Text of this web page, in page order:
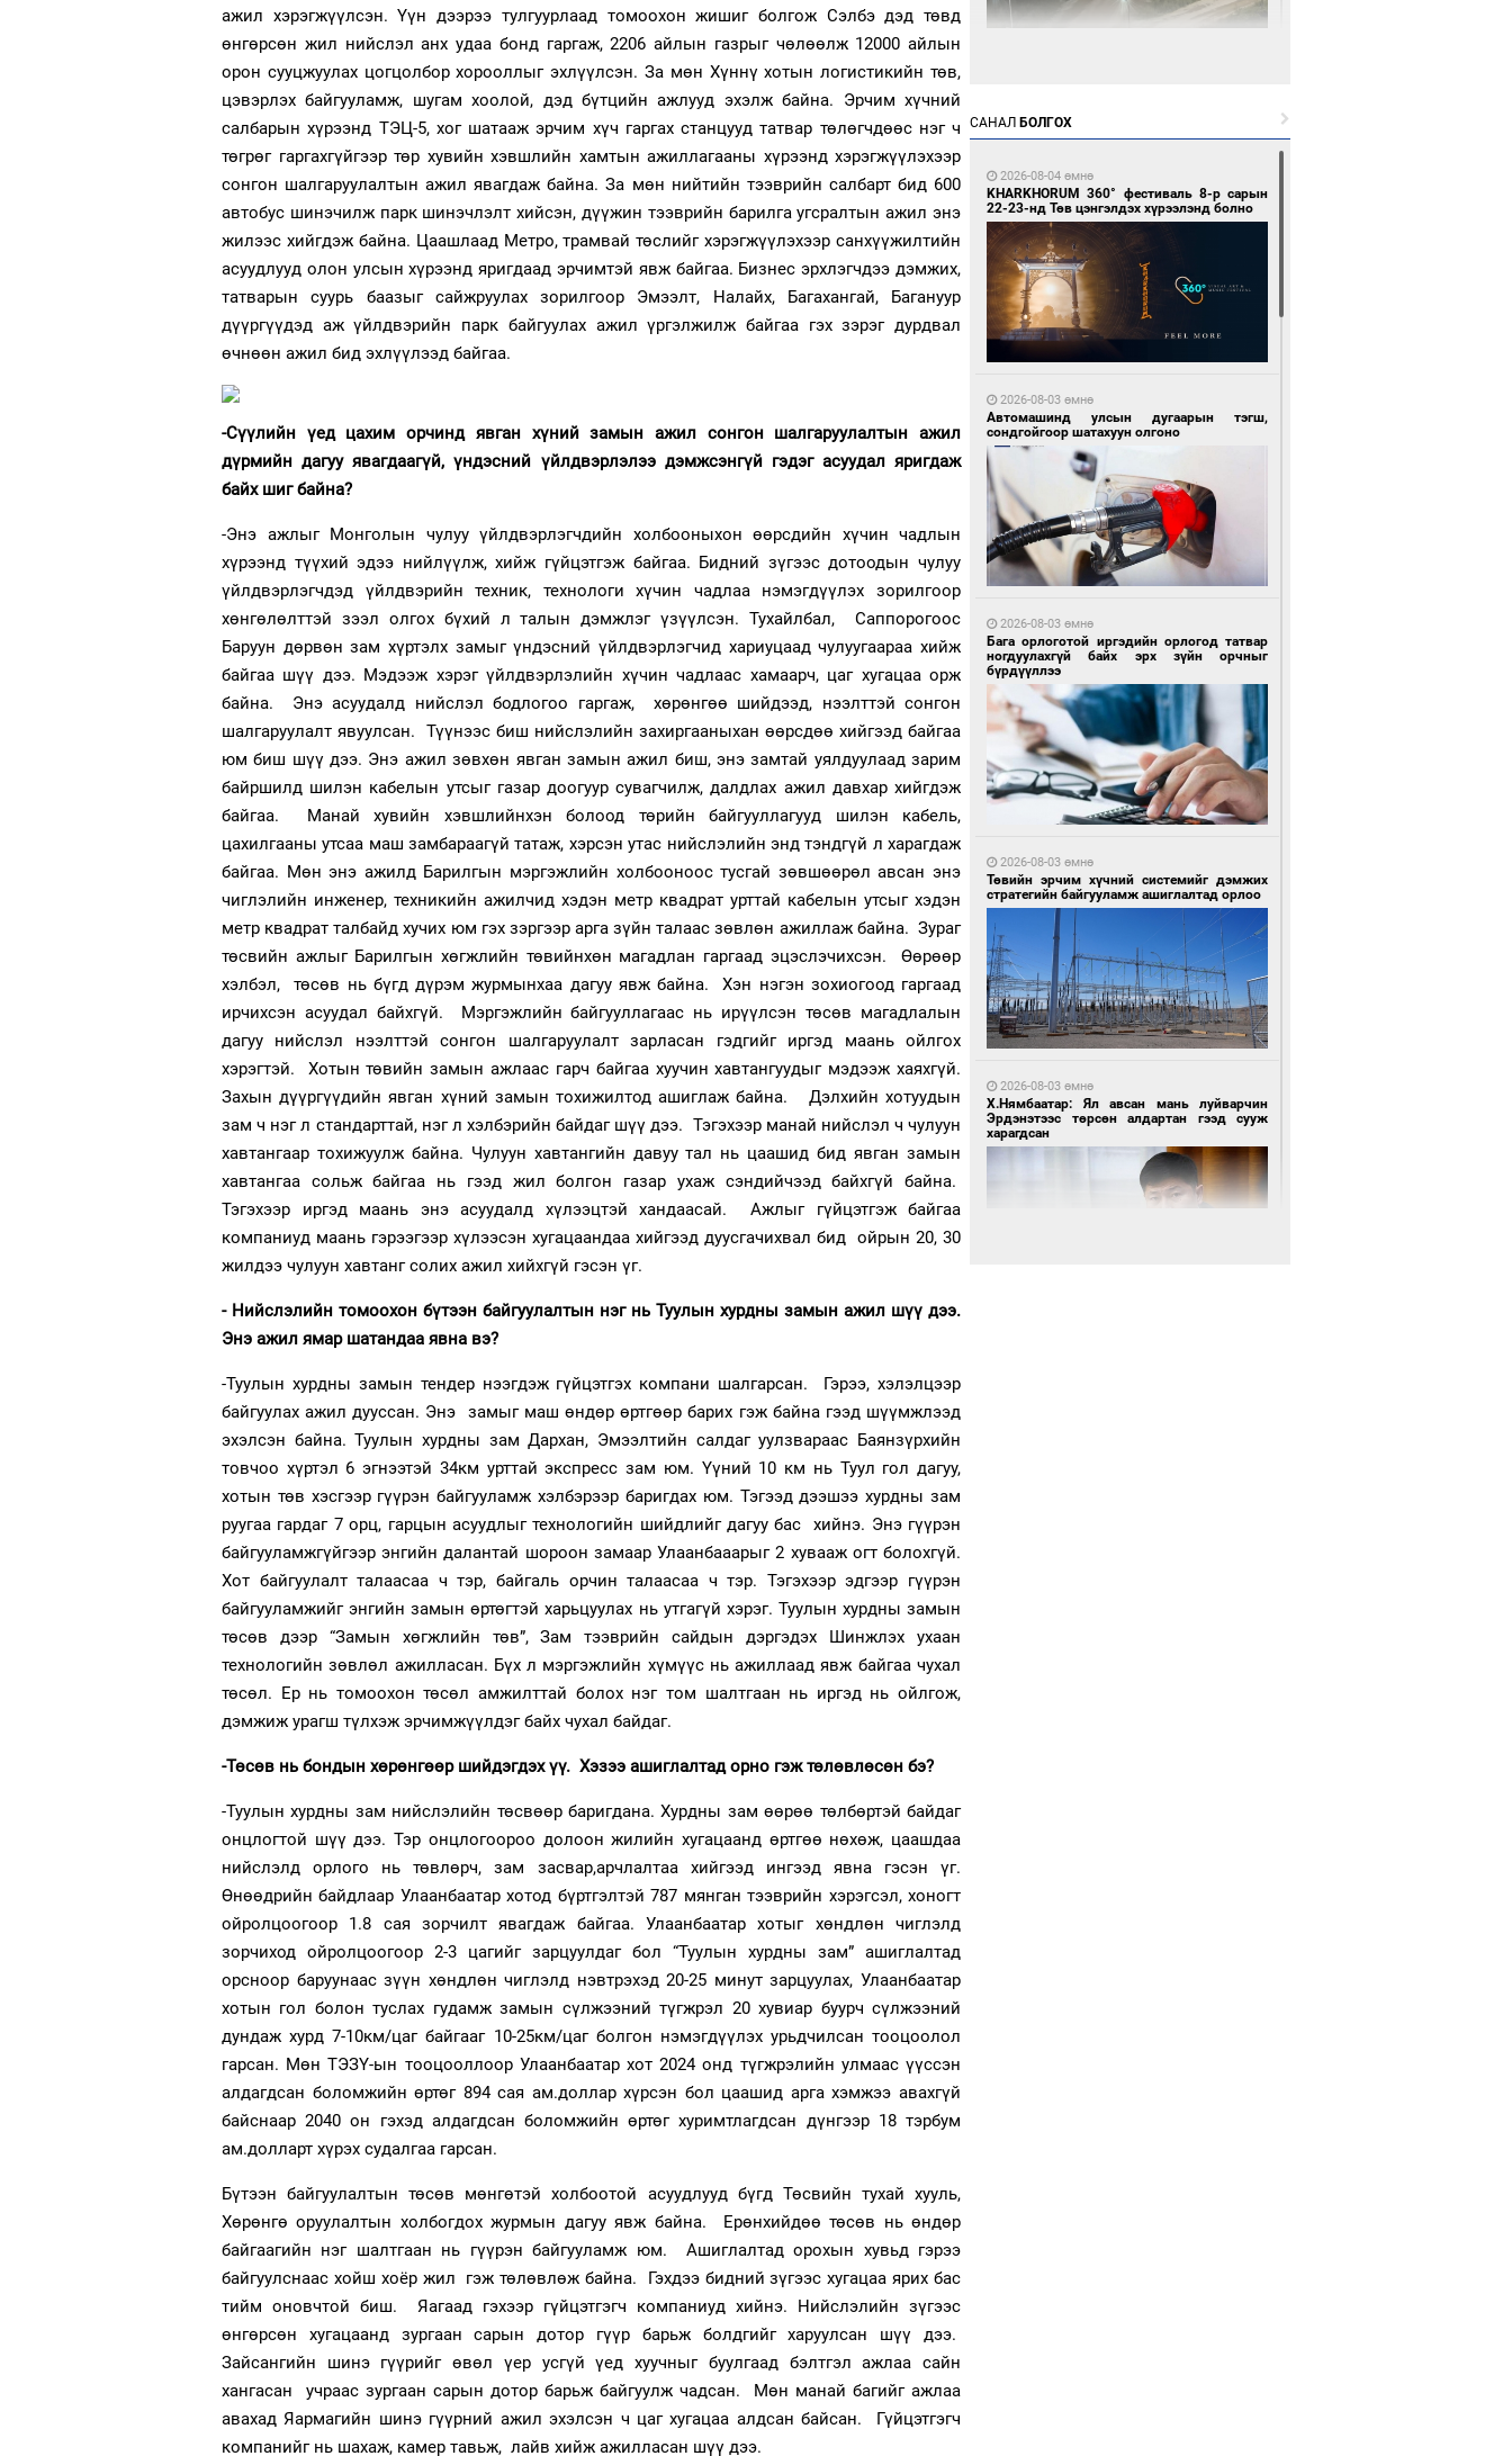
ажил хэрэгжүүлсэн. Үүн дээрээ тулгуурлаад томоохон жишиг болгож Сэлбэ дэд төвд
өнгөрсөн жил нийслэл анх удаа бонд гаргаж, 2206 айлын газрыг чөлөөлж 12000 айлын
орон сууцжуулах цогцолбор хорооллыг эхлүүлсэн. За мөн Хүннү хотын логистикийн төв,
цэвэрлэх байгууламж, шугам хоолой, дэд бүтцийн ажлууд эхэлж байна. Эрчим хүчний
салбарын хүрээнд ТЭЦ-5, хог шатааж эрчим хүч гаргах станцууд татвар төлөгчдөөс нэг ч
төгрөг гаргахгүйгээр төр хувийн хэвшлийн хамтын ажиллагааны хүрээнд хэрэгжүүлэхээр
сонгон шалгаруулалтын ажил явагдаж байна. За мөн нийтийн тээврийн салбарт бид 600
автобус шинэчилж парк шинэчлэлт хийсэн, дүүжин тээврийн барилга угсралтын ажил энэ
жилээс хийгдэж байна. Цаашлаад Метро, трамвай төслийг хэрэгжүүлэхээр санхүүжилтийн
асуудлууд олон улсын хүрээнд яригдаад эрчимтэй явж байгаа. Бизнес эрхлэгчдээ дэмжих,
татварын суурь баазыг сайжруулах зорилгоор Эмээлт, Налайх, Багахангай, Багануур
дүүргүүдэд аж үйлдвэрийн парк байгуулах ажил үргэлжилж байгаа гэх зэрэг дурдвал
өчнөөн ажил бид эхлүүлээд байгаа.
-Сүүлийн үед цахим орчинд явган хүний замын ажил сонгон шалгаруулалтын ажил
дүрмийн дагуу явагдаагүй, үндэсний үйлдвэрлэлээ дэмжсэнгүй гэдэг асуудал яригдаж
байх шиг байна?
-Энэ ажлыг Монголын чулуу үйлдвэрлэгчдийн холбооныхон өөрсдийн хүчин чадлын
хүрээнд түүхий эдээ нийлүүлж, хийж гүйцэтгэж байгаа. Бидний зүгээс дотоодын чулуу
үйлдвэрлэгчдэд үйлдвэрийн техник, технологи хүчин чадлаа нэмэгдүүлэх зорилгоор
хөнгөлөлттэй зээл олгох бүхий л талын дэмжлэг үзүүлсэн. Тухайлбал, Саппорогоос
Баруун дөрвөн зам хүртэлх замыг үндэсний үйлдвэрлэгчид хариуцаад чулуугаараа хийж
байгаа шүү дээ. Мэдээж хэрэг үйлдвэрлэлийн хүчин чадлаас хамаарч, цаг хугацаа орж
байна. Энэ асуудалд нийслэл бодлогоо гаргаж, хөрөнгөө шийдээд, нээлттэй сонгон
шалгаруулалт явуулсан. Түүнээс биш нийслэлийн захиргааныхан өөрсдөө хийгээд байгаа
юм биш шүү дээ. Энэ ажил зөвхөн явган замын ажил биш, энэ замтай уялдуулаад зарим
байршилд шилэн кабелын утсыг газар доогуур сувагчилж, далдлах ажил давхар хийгдэж
байгаа. Манай хувийн хэвшлийнхэн болоод төрийн байгууллагууд шилэн кабель,
цахилгааны утсаа маш замбараагүй татаж, хэрсэн утас нийслэлийн энд тэндгүй л харагдаж
байгаа. Мөн энэ ажилд Барилгын мэргэжлийн холбооноос тусгай зөвшөөрөл авсан энэ
чиглэлийн инженер, техникийн ажилчид хэдэн метр квадрат урттай кабелын утсыг хэдэн
метр квадрат талбайд хучих юм гэх зэргээр арга зүйн талаас зөвлөн ажиллаж байна. Зураг
төсвийн ажлыг Барилгын хөгжлийн төвийнхөн магадлан гаргаад эцэслэчихсэн. Өөрөөр
хэлбэл, төсөв нь бүгд дүрэм журмынхаа дагуу явж байна. Хэн нэгэн зохиогоод гаргаад
ирчихсэн асуудал байхгүй. Мэргэжлийн байгууллагаас нь ирүүлсэн төсөв магадлалын
дагуу нийслэл нээлттэй сонгон шалгаруулалт зарласан гэдгийг иргэд маань ойлгох
хэрэгтэй. Хотын төвийн замын ажлаас гарч байгаа хуучин хавтангуудыг мэдээж хаяхгүй.
Захын дүүргүүдийн явган хүний замын тохижилтод ашиглаж байна. Дэлхийн хотуудын
зам ч нэг л стандарттай, нэг л хэлбэрийн байдаг шүү дээ. Тэгэхээр манай нийслэл ч чулуун
хавтангаар тохижуулж байна. Чулуун хавтангийн давуу тал нь цаашид бид явган замын
хавтангаа сольж байгаа нь гээд жил болгон газар ухаж сэндийчээд байхгүй байна.
Тэгэхээр иргэд маань энэ асуудалд хүлээцтэй хандаасай. Ажлыг гүйцэтгэж байгаа
компаниуд маань гэрээгээр хүлээсэн хугацаандаа хийгээд дуусгачихвал бид ойрын 20, 30
жилдээ чулуун хавтанг солих ажил хийхгүй гэсэн үг.
- Нийслэлийн томоохон бүтээн байгуулалтын нэг нь Туулын хурдны замын ажил шүү дээ.
Энэ ажил ямар шатандаа явна вэ?
-Туулын хурдны замын тендер нээгдэж гүйцэтгэх компани шалгарсан. Гэрээ, хэлэлцээр
байгуулах ажил дууссан. Энэ замыг маш өндөр өртгөөр барих гэж байна гээд шүүмжлээд
эхэлсэн байна. Туулын хурдны зам Дархан, Эмээлтийн салдаг уулзвараас Баянзүрхийн
товчоо хүртэл 6 эгнээтэй 34км урттай экспресс зам юм. Үүний 10 км нь Туул гол дагуу,
хотын төв хэсгээр гүүрэн байгууламж хэлбэрээр баригдах юм. Тэгээд дээшээ хурдны зам
руугаа гардаг 7 орц, гарцын асуудлыг технологийн шийдлийг дагуу бас хийнэ. Энэ гүүрэн
байгууламжгүйгээр энгийн далантай шороон замаар Улаанбааарыг 2 хувааж огт болохгүй.
Хот байгуулалт талаасаа ч тэр, байгаль орчин талаасаа ч тэр. Тэгэхээр эдгээр гүүрэн
байгууламжийг энгийн замын өртөгтэй харьцуулах нь утгагүй хэрэг. Туулын хурдны замын
төсөв дээр “Замын хөгжлийн төв”, Зам тээврийн сайдын дэргэдэх Шинжлэх ухаан
технологийн зөвлөл ажилласан. Бүх л мэргэжлийн хүмүүс нь ажиллаад явж байгаа чухал
төсөл. Ер нь томоохон төсөл амжилттай болох нэг том шалтгаан нь иргэд нь ойлгож,
дэмжиж урагш түлхэж эрчимжүүлдэг байх чухал байдаг.
-Төсөв нь бондын хөрөнгөөр шийдэгдэх үү. Хэзээ ашиглалтад орно гэж төлөвлөсөн бэ?
-Туулын хурдны зам нийслэлийн төсвөөр баригдана. Хурдны зам өөрөө төлбөртэй байдаг
онцлогтой шүү дээ. Тэр онцлогоороо долоон жилийн хугацаанд өртгөө нөхөж, цаашдаа
нийслэлд орлого нь төвлөрч, зам засвар,арчлалтаа хийгээд ингээд явна гэсэн үг.
Өнөөдрийн байдлаар Улаанбаатар хотод бүртгэлтэй 787 мянган тээврийн хэрэгсэл, хоногт
ойролцоогоор 1.8 сая зорчилт явагдаж байгаа. Улаанбаатар хотыг хөндлөн чиглэлд
зорчиход ойролцоогоор 2-3 цагийг зарцуулдаг бол “Туулын хурдны зам” ашиглалтад
орсноор баруунаас зүүн хөндлөн чиглэлд нэвтрэхэд 20-25 минут зарцуулах, Улаанбаатар
хотын гол болон туслах гудамж замын сүлжээний түгжрэл 20 хувиар буурч сүлжээний
дундаж хурд 7-10км/цаг байгааг 10-25км/цаг болгон нэмэгдүүлэх урьдчилсан тооцоолол
гарсан. Мөн ТЭЗҮ-ын тооцооллоор Улаанбаатар хот 2024 онд түгжрэлийн улмаас үүссэн
алдагдсан боломжийн өртөг 894 сая ам.доллар хүрсэн бол цаашид арга хэмжээ авахгүй
байснаар 2040 он гэхэд алдагдсан боломжийн өртөг хуримтлагдсан дүнгээр 18 тэрбум
ам.долларт хүрэх судалгаа гарсан.
Бүтээн байгуулалтын төсөв мөнгөтэй холбоотой асуудлууд бүгд Төсвийн тухай хууль,
Хөрөнгө оруулалтын холбогдох журмын дагуу явж байна. Ерөнхийдөө төсөв нь өндөр
байгаагийн нэг шалтгаан нь гүүрэн байгууламж юм. Ашиглалтад орохын хувьд гэрээ
байгуулснаас хойш хоёр жил гэж төлөвлөж байна. Гэхдээ бидний зүгээс хугацаа ярих бас
тийм оновчтой биш. Яагаад гэхээр гүйцэтгэгч компаниуд хийнэ. Нийслэлийн зүгээс
өнгөрсөн хугацаанд зургаан сарын дотор гүүр барьж болдгийг харуулсан шүү дээ.
Зайсангийн шинэ гүүрийг өвөл үер усгүй үед хуучныг буулгаад бэлтгэл ажлаа сайн
хангасан учраас зургаан сарын дотор барьж байгуулж чадсан. Мөн манай багийг ажлаа
авахад Яармагийн шинэ гүүрний ажил эхэлсэн ч цаг хугацаа алдсан байсан. Гүйцэтгэгч
компанийг нь шахаж, камер тавьж, лайв хийж ажилласан шүү дээ.
4 цагийн өмнө өмнө
Өнөөдөр сондгой тоогоор төгссөн улсын
дугаартай автомашинтай иргэдэд шатахуун
олгоно
4 цагийн өмнө өмнө
УИХ-ын дарга С.Бямбацогт Сутай хайрхны
тэнгэрийг тахих тахилгад оролцлоо
4 цагийн өмнө өмнө
Зургаан цагаан мэнгэтэй харагчин үхэр
өдөр
4 цагийн өмнө өмнө
Бороо орохгүй, өдөртөө 28-30 хэм дулаан
байна
САНАЛ БОЛГОХ
2026-08-04 өмнө
KHARKHORUM 360° фестиваль 8-р сарын
22-23-нд Төв цэнгэлдэх хүрээлэнд болно
2026-08-03 өмнө
Автомашинд улсын дугаарын тэгш,
сондгойгоор шатахуун олгоно
2026-08-03 өмнө
Бага орлоготой иргэдийн орлогод татвар
ногдуулахгүй байх эрх зүйн орчныг
бүрдүүллээ
2026-08-03 өмнө
Төвийн эрчим хүчний системийг дэмжих
стратегийн байгууламж ашиглалтад орлоо
2026-08-03 өмнө
Х.Нямбаатар: Ял авсан мань луйварчин
Эрдэнэтээс төрсөн алдартан гээд сууж
харагдсан